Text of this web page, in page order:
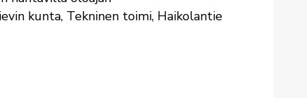
kunta, Tekninen toimi, Haikolantie